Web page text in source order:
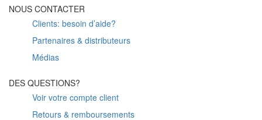
NOUS CONTACTER
Clients: besoin d’aide?
Partenaires & distributeurs
Médias
DES QUESTIONS?
Voir votre compte client
Retours & remboursements